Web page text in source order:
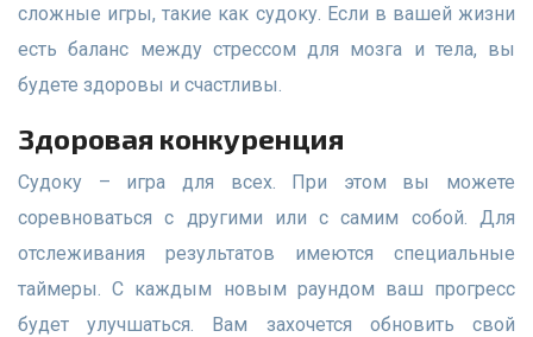
сложные игры, такие как судоку. Если в вашей жизни
есть баланс между стрессом для мозга и тела, вы
будете здоровы и счастливы.
Здоровая конкуренция
Судоку – игра для всех. При этом вы можете
соревноваться с другими или с самим собой. Для
отслеживания результатов имеются специальные
таймеры. С каждым новым раундом ваш прогресс
будет улучшаться. Вам захочется обновить свой